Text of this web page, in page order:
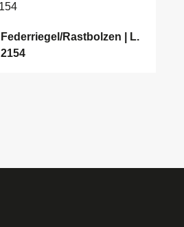
Federriegel/Rastbolzen | L.
2154